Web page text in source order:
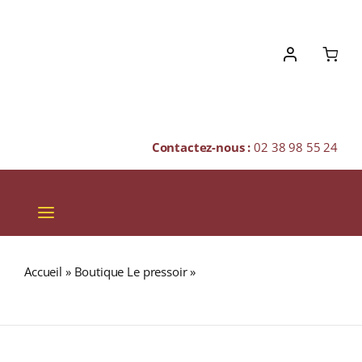
Contactez-nous :02 38 98 55 24
Toggle
Navigation
SPIRITUEUX
Accueil » Boutique Le pressoir»